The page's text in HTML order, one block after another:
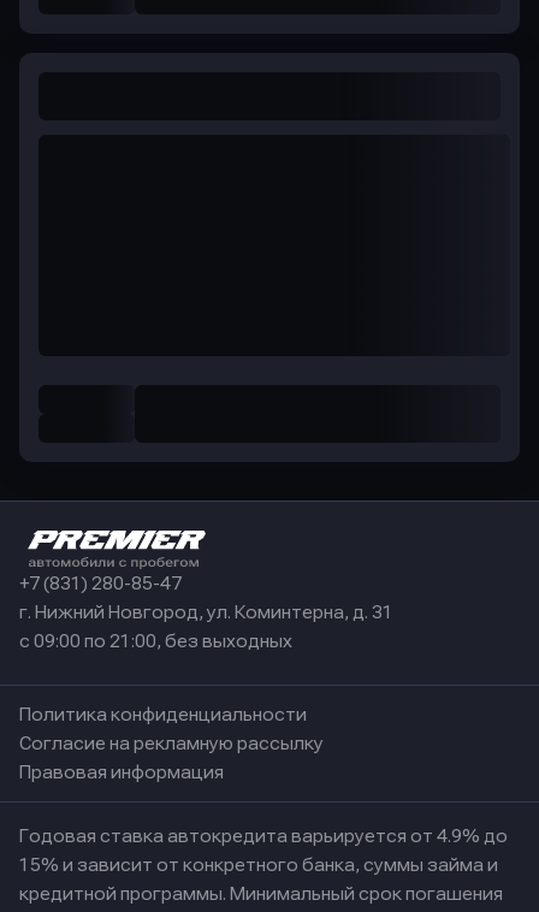
+7 (831) 280-85-47
г. Нижний Новгород, ул. Коминтерна, д. 31
с 09:00 по 21:00, без выходных
Политика конфиденциальности
Согласие на рекламную рассылку
Правовая информация
Годовая ставка автокредита варьируется от 4.9% до
15% и зависит от конкретного банка, суммы займа и
кредитной программы. Минимальный срок погашения